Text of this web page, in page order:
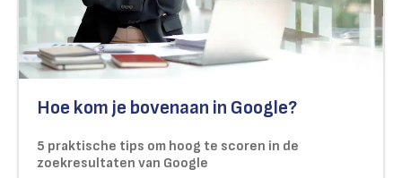
Hoe kom je bovenaan in Google?
5 praktische tips om hoog te scoren in de
zoekresultaten van Google